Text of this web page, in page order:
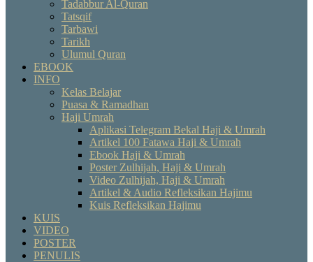
Tadabbur Al-Quran
Tatsqif
Tarbawi
Tarikh
Ulumul Quran
EBOOK
INFO
Kelas Belajar
Puasa & Ramadhan
Haji Umrah
Aplikasi Telegram Bekal Haji & Umrah
Artikel 100 Fatawa Haji & Umrah
Ebook Haji & Umrah
Poster Zulhijah, Haji & Umrah
Video Zulhijah, Haji & Umrah
Artikel & Audio Refleksikan Hajimu
Kuis Refleksikan Hajimu
KUIS
VIDEO
POSTER
PENULIS